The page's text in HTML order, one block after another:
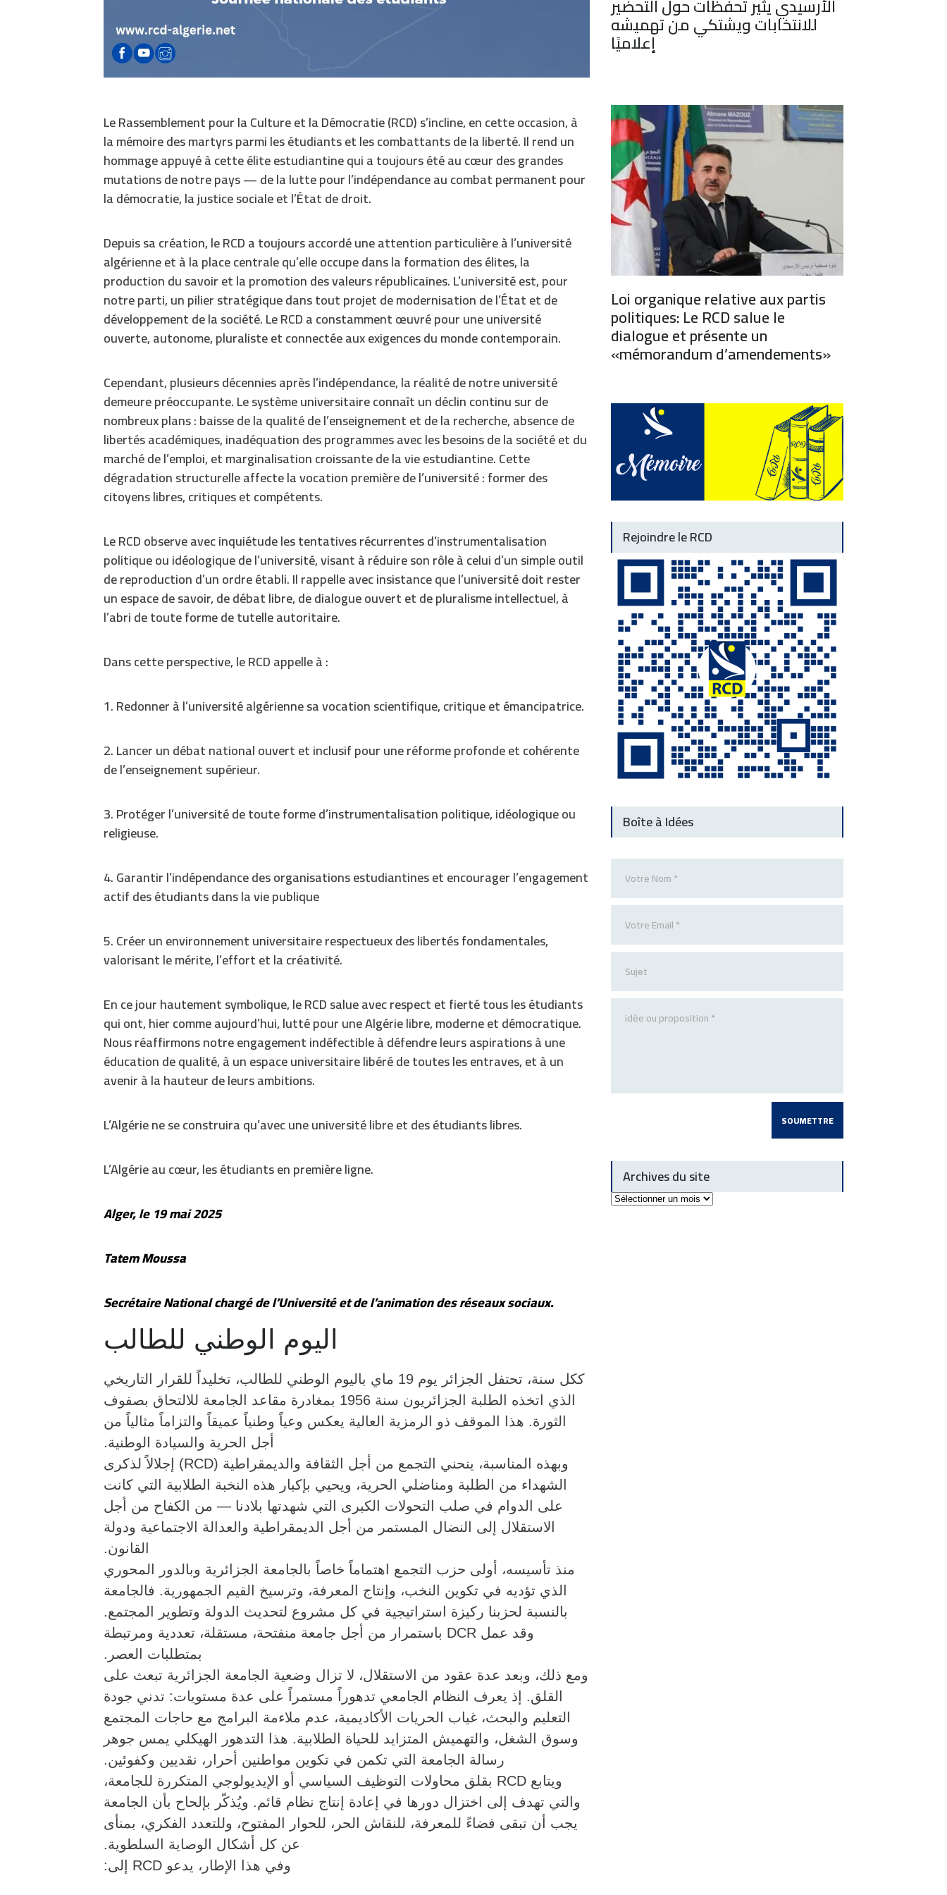
Le Rassemblement pour la Culture et la Démocratie (RCD) s’incline, en cette occasion, à
la mémoire des martyrs parmi les étudiants et les combattants de la liberté. Il rend un
hommage appuyé à cette élite estudiantine qui a toujours été au cœur des grandes
mutations de notre pays — de la lutte pour l’indépendance au combat permanent pour
la démocratie, la justice sociale et l’État de droit.
Depuis sa création, le RCD a toujours accordé une attention particulière à l’université
algérienne et à la place centrale qu’elle occupe dans la formation des élites, la
production du savoir et la promotion des valeurs républicaines. L’université est, pour
notre parti, un pilier stratégique dans tout projet de modernisation de l’État et de
développement de la société. Le RCD a constamment œuvré pour une université
ouverte, autonome, pluraliste et connectée aux exigences du monde contemporain.
Cependant, plusieurs décennies après l’indépendance, la réalité de notre université
demeure préoccupante. Le système universitaire connaît un déclin continu sur de
nombreux plans : baisse de la qualité de l’enseignement et de la recherche, absence de
libertés académiques, inadéquation des programmes avec les besoins de la société et du
marché de l’emploi, et marginalisation croissante de la vie estudiantine. Cette
dégradation structurelle affecte la vocation première de l’université : former des
citoyens libres, critiques et compétents.
Le RCD observe avec inquiétude les tentatives récurrentes d’instrumentalisation
politique ou idéologique de l’université, visant à réduire son rôle à celui d’un simple outil
de reproduction d’un ordre établi. Il rappelle avec insistance que l’université doit rester
un espace de savoir, de débat libre, de dialogue ouvert et de pluralisme intellectuel, à
l’abri de toute forme de tutelle autoritaire.
Dans cette perspective, le RCD appelle à :
1. Redonner à l’université algérienne sa vocation scientifique, critique et émancipatrice.
2. Lancer un débat national ouvert et inclusif pour une réforme profonde et cohérente
de l’enseignement supérieur.
3. Protéger l’université de toute forme d’instrumentalisation politique, idéologique ou
religieuse.
4. Garantir l’indépendance des organisations estudiantines et encourager l’engagement
actif des étudiants dans la vie publique
5. Créer un environnement universitaire respectueux des libertés fondamentales,
valorisant le mérite, l’effort et la créativité.
En ce jour hautement symbolique, le RCD salue avec respect et fierté tous les étudiants
qui ont, hier comme aujourd’hui, lutté pour une Algérie libre, moderne et démocratique.
Nous réaffirmons notre engagement indéfectible à défendre leurs aspirations à une
éducation de qualité, à un espace universitaire libéré de toutes les entraves, et à un
avenir à la hauteur de leurs ambitions.
L’Algérie ne se construira qu’avec une université libre et des étudiants libres.
L’Algérie au cœur, les étudiants en première ligne.
Alger, le 19 mai 2025
Tatem Moussa
Secrétaire National chargé de l’Université et de l’animation des réseaux sociaux.
اليوم الوطني للطالب
ككل سنة، تحتفل الجزائر يوم 91 ماي باليوم الوطني للطالب، تخليداً للقرار التاريخي
الذي اتخذه الطلبة الجزائريون سنة 6591 بمغادرة مقاعد الجامعة للالتحاق بصفوف
الثورة. هذا الموقف ذو الرمزية العالية يعكس وعياً وطنياً عميقاً والتزاماً مثالياً من
أجل الحرية والسيادة الوطنية.
وبهذه المناسبة، ينحني التجمع من أجل الثقافة والديمقراطية (DCR) إجلالاً لذكرى
الشهداء من الطلبة ومناضلي الحرية، ويحيي بإكبار هذه النخبة الطلابية التي كانت
على الدوام في صلب التحولات الكبرى التي شهدتها بلادنا — من الكفاح من أجل
الاستقلال إلى النضال المستمر من أجل الديمقراطية والعدالة الاجتماعية ودولة
القانون.
منذ تأسيسه، أولى حزب التجمع اهتماماً خاصاً بالجامعة الجزائرية وبالدور المحوري
الذي تؤديه في تكوين النخب، وإنتاج المعرفة، وترسيخ القيم الجمهورية. فالجامعة
بالنسبة لحزبنا ركيزة استراتيجية في كل مشروع لتحديث الدولة وتطوير المجتمع.
وقد عمل RCD باستمرار من أجل جامعة منفتحة، مستقلة، تعددية ومرتبطة
بمتطلبات العصر.
ومع ذلك، وبعد عدة عقود من الاستقلال، لا تزال وضعية الجامعة الجزائرية تبعث على
القلق. إذ يعرف النظام الجامعي تدهوراً مستمراً على عدة مستويات: تدني جودة
التعليم والبحث، غياب الحريات الأكاديمية، عدم ملاءمة البرامج مع حاجات المجتمع
وسوق الشغل، والتهميش المتزايد للحياة الطلابية. هذا التدهور الهيكلي يمس جوهر
رسالة الجامعة التي تكمن في تكوين مواطنين أحرار، نقديين وكفوئين.
ويتابع DCR بقلق محاولات التوظيف السياسي أو الإيديولوجي المتكررة للجامعة،
والتي تهدف إلى اختزال دورها في إعادة إنتاج نظام قائم. ويُذكّر بإلحاح بأن الجامعة
يجب أن تبقى فضاءً للمعرفة، للنقاش الحر، للحوار المفتوح، وللتعدد الفكري، بمنأى
عن كل أشكال الوصاية السلطوية.
وفي هذا الإطار، يدعو DCR إلى:
الأرسيدي يثير تحفظات حول التحضير
للانتخابات ويشتكي من تهميشه
إعلاميًا
Loi organique relative aux partis
politiques: Le RCD salue le
dialogue et présente un
«mémorandum d’amendements»
Rejoindre le RCD
Boîte à Idées
Archives du site
Archives
du